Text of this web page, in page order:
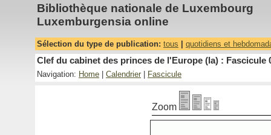
Bibliothèque nationale de Luxembourg
Luxemburgensia online
Sélection du type de publication: tous quotidiens et
Clef du cabinet des princes de l'Europe (la) : Fascicule
Navigation: Home Calendrier Fascicule
Zoom